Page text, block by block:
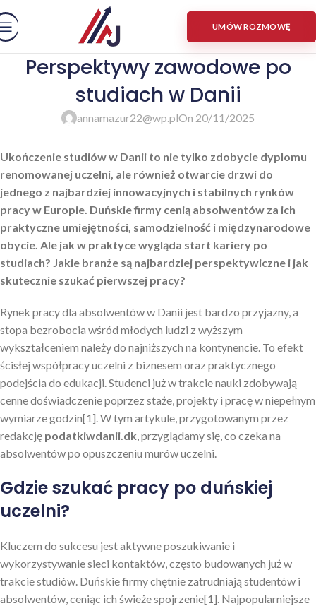
UMÓW ROZMOWĘ
Perspektywy zawodowe po
studiach w Danii
annamazur22@wp.plOn 20/11/2025
Ukończenie studiów w Danii to nie tylko zdobycie dyplomu
renomowanej uczelni, ale również otwarcie drzwi do
jednego z najbardziej innowacyjnych i stabilnych rynków
pracy w Europie. Duńskie firmy cenią absolwentów za ich
praktyczne umiejętności, samodzielność i międzynarodowe
obycie. Ale jak w praktyce wygląda start kariery po
studiach? Jakie branże są najbardziej perspektywiczne i jak
skutecznie szukać pierwszej pracy?
Rynek pracy dla absolwentów w Danii jest bardzo przyjazny, a
stopa bezrobocia wśród młodych ludzi z wyższym
wykształceniem należy do najniższych na kontynencie. To efekt
ścisłej współpracy uczelni z biznesem oraz praktycznego
podejścia do edukacji. Studenci już w trakcie nauki zdobywają
cenne doświadczenie poprzez staże, projekty i pracę w niepełnym
wymiarze godzin[1]. W tym artykule, przygotowanym przez
redakcję podatkiwdanii.dk, przyglądamy się, co czeka na
absolwentów po opuszczeniu murów uczelni.
Gdzie szukać pracy po duńskiej
uczelni?
Kluczem do sukcesu jest aktywne poszukiwanie i
wykorzystywanie sieci kontaktów, często budowanych już w
trakcie studiów. Duńskie firmy chętnie zatrudniają studentów i
absolwentów, ceniąc ich świeże spojrzenie[1]. Najpopularniejsze